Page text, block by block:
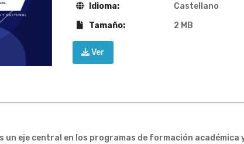
Idioma:
Castellano
Tamaño:
2 MB
Ver
un eje central en los programas de formación